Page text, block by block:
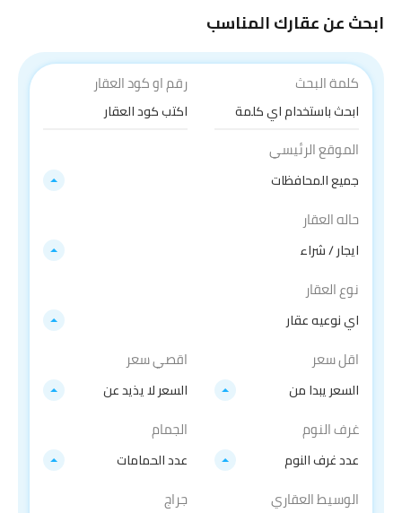
ابحث عن عقارك المناسب
كلمة البحث رقم او كود العقار
الموقع الرئيسي
جميع المحافظات
حاله العقار
ايجار / شراء
نوع العقار
اي نوعيه عقار
اقل سعر
السعر يبدا من
اقصي سعر
السعر لا يذيد عن
غرف النوم
عدد غرف النوم
الجمام
عدد الحمامات
الوسيط العقاري جراج